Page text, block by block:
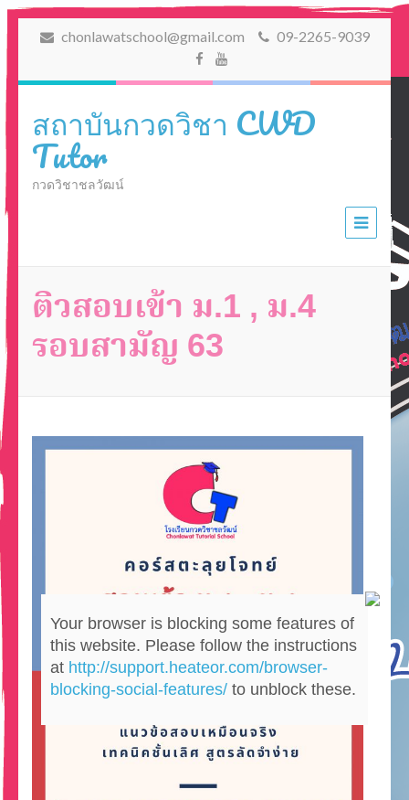
chonlawatschool@gmail.com 09-2265-9039
สถาบันกวดวิชา CWD
Tutor
กวดวิชาชลวัฒน์
ติวสอบเข้า ม.1 , ม.4
รอบสามัญ 63
Your browser is blocking some features of
this website. Please follow the instructions
at http://support.heateor.com/browser-
blocking-social-features/to unblock these.